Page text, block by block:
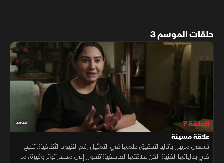
حلقات الموسم 3
43:49 الحلقة 7
علاقة مسيئة
تسعى مايبل باتاليا لتحقيق حلمها في التمثيل رغم القيود الثقافية. تنجح
في بداياتها الفنية، لكن علاقتها العاطفية تتحول إلى مصدر توتر وغيرة، ما